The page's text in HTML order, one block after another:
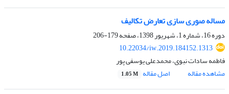
مساله صوری سازی تعارض تکالیف
دوره 16، شماره 1، شهریور 1398، صفحه
179-206
10.22034/iw.2019.184152.1313
فاطمه سادات نبوی، محمدعلی یوسفی پور
مشاهده مقاله
اصل مقاله 1.05 M